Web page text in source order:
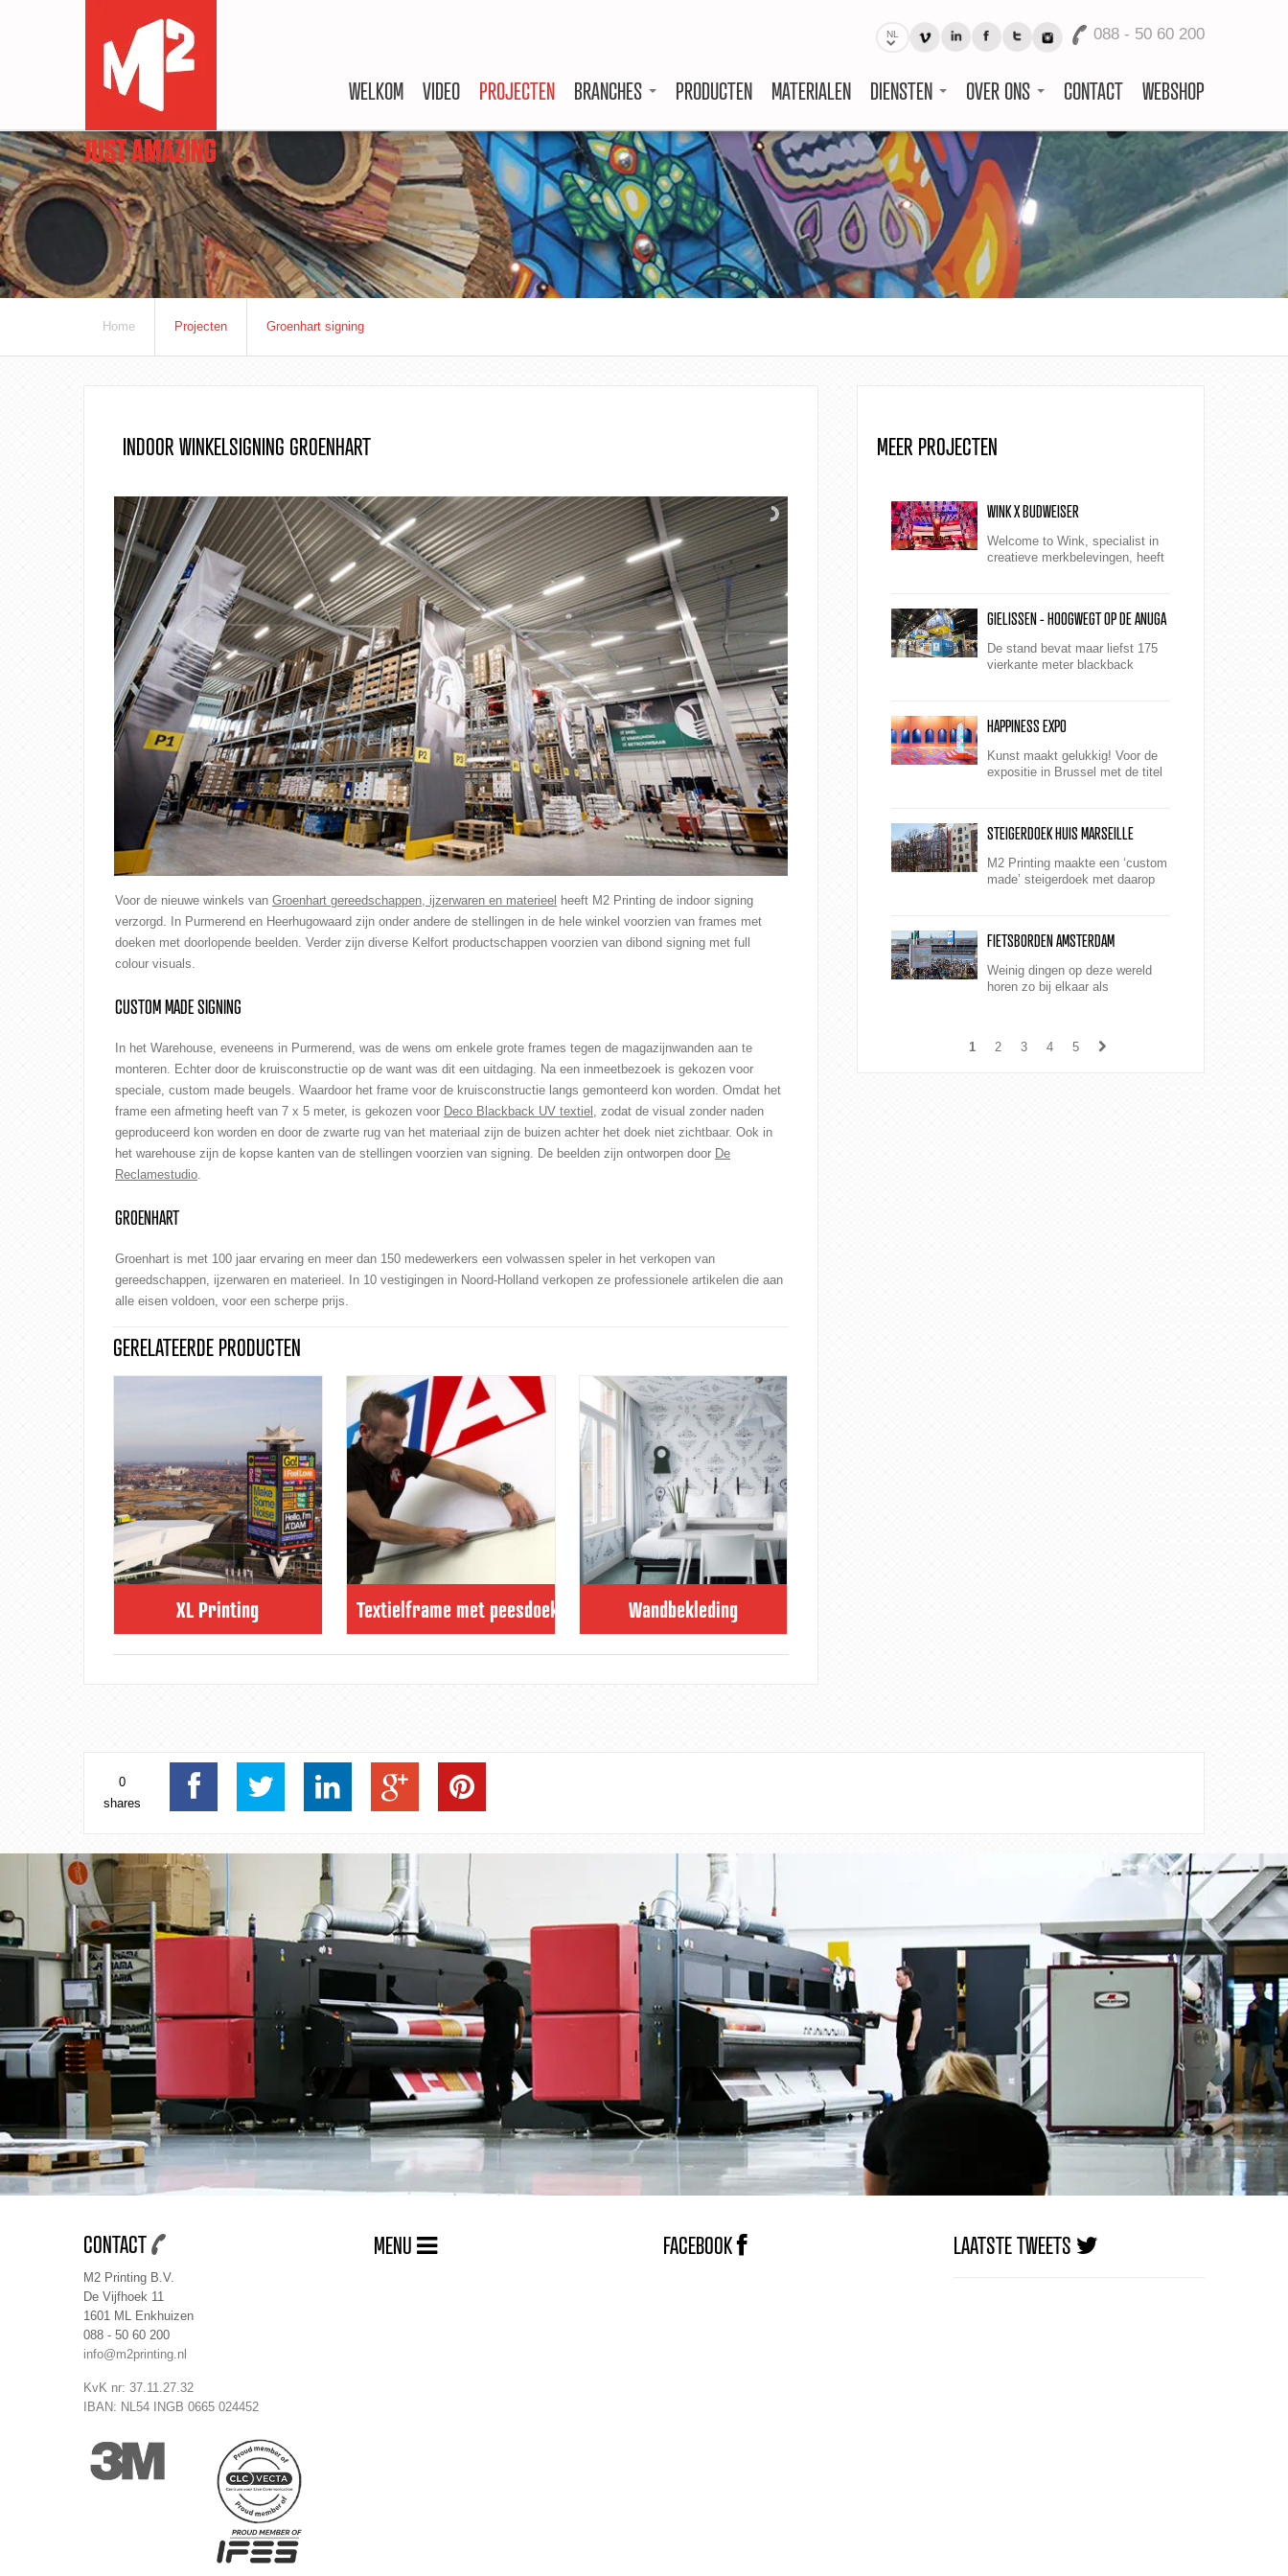
NL 088 - 50 60 200
WELKOM VIDEO PROJECTEN BRANCHES PRODUCTEN MATERIALEN DIENSTEN OVER ONS CONTACT WEBSHOP
Home Projecten Groenhart signing
INDOOR WINKELSIGNING GROENHART
Voor de nieuwe winkels van Groenhart gereedschappen, ijzerwaren en materieel heeft M2 Printing de indoor signing
verzorgd. In Purmerend en Heerhugowaard zijn onder andere de stellingen in de hele winkel voorzien van frames met
doeken met doorlopende beelden. Verder zijn diverse Kelfort productschappen voorzien van dibond signing met full
colour visuals.
CUSTOM MADE SIGNING
In het Warehouse, eveneens in Purmerend, was de wens om enkele grote frames tegen de magazijnwanden aan te
monteren. Echter door de kruisconstructie op de want was dit een uitdaging. Na een inmeetbezoek is gekozen voor
speciale, custom made beugels. Waardoor het frame voor de kruisconstructie langs gemonteerd kon worden. Omdat het
frame een afmeting heeft van 7 x 5 meter, is gekozen voor Deco Blackback UV textiel , zodat de visual zonder naden
geproduceerd kon worden en door de zwarte rug van het materiaal zijn de buizen achter het doek niet zichtbaar. Ook in
het warehouse zijn de kopse kanten van de stellingen voorzien van signing. De beelden zijn ontworpen door De
Reclamestudio.
GROENHART
Groenhart is met 100 jaar ervaring en meer dan 150 medewerkers een volwassen speler in het verkopen van
gereedschappen, ijzerwaren en materieel. In 10 vestigingen in Noord-Holland verkopen ze professionele artikelen die aan
alle eisen voldoen, voor een scherpe prijs.
GERELATEERDE PRODUCTEN
XL Printing Textielframe met peesdoek Wandbekleding
MEER PROJECTEN
WINK X BUDWEISER
Welcome to Wink, specialist in
creatieve merkbelevingen, heeft
hattrick v...
GIELISSEN - HOOGWEGT OP DE ANUGA
De stand bevat maar liefst 175
vierkante meter blackback
de bi...
HAPPINESS EXPO
Kunst maakt gelukkig! Voor de
expositie in Brussel met de titel
STEIGERDOEK HUIS MARSEILLE
M2 Printing maakte een ‘custom
made’ steigerdoek met daarop
FIETSBORDEN AMSTERDAM
Weinig dingen op deze wereld
horen zo bij elkaar als
1 2 3 4 5
0
shares
CONTACT
M2 Printing B.V.
De Vijfhoek 11
1601 ML Enkhuizen
088 - 50 60 200
info@m2printing.nl
KvK nr: 37.11.27.32
IBAN: NL54 INGB 0665 024452
MENU FACEBOOK LAATSTE TWEETS